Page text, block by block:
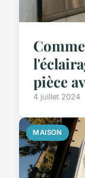
pièce
4 juillet 2024
MAISON